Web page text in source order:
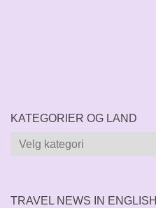
KATEGORIER OG LAND
Kategorier
TRAVEL NEWS IN ENGLISH